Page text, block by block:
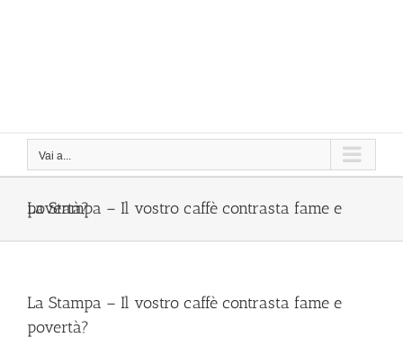
Vai a...
La Stampa – Il vostro caffè contrasta fame e povertà?
La Stampa – Il vostro caffè contrasta fame e
povertà?